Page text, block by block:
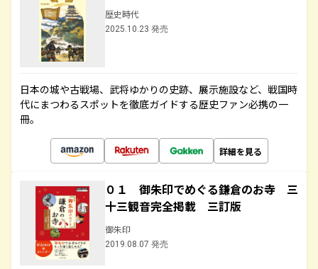
歴史時代
2025.10.23 発売
日本の城や古戦場、武将ゆかりの史跡、展示施設など、戦国時
代にまつわるスポットを徹底ガイドする歴史ファン必携の一
冊。
詳細を見る
０１ 御朱印でめぐる鎌倉のお寺 三
十三観音完全掲載 三訂版
御朱印
2019.08.07 発売